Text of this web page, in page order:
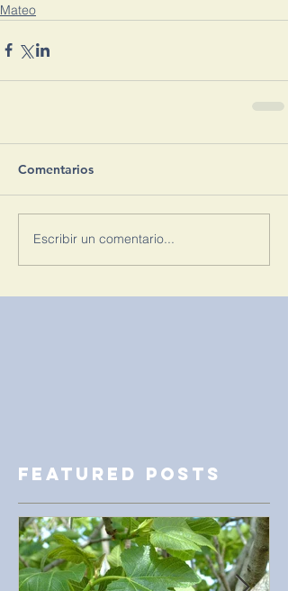
Mateo
Comentarios
Escribir un comentario...
Featured Posts